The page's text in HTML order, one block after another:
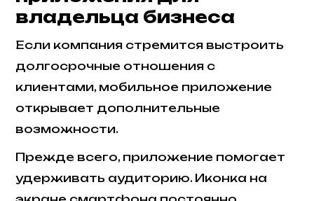
владельца бизнеса
Если компания стремится выстроить
долгосрочные отношения с
клиентами, мобильное приложение
открывает дополнительные
возможности.
Прежде всего, приложение помогает
удерживать аудиторию. Иконка на